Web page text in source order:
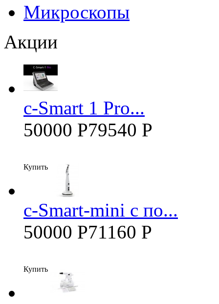
Микроскопы
Акции
c-Smart 1 Pro...
50000 Р79540 Р
Купить
c-Smart-mini с по...
50000 Р71160 Р
Купить